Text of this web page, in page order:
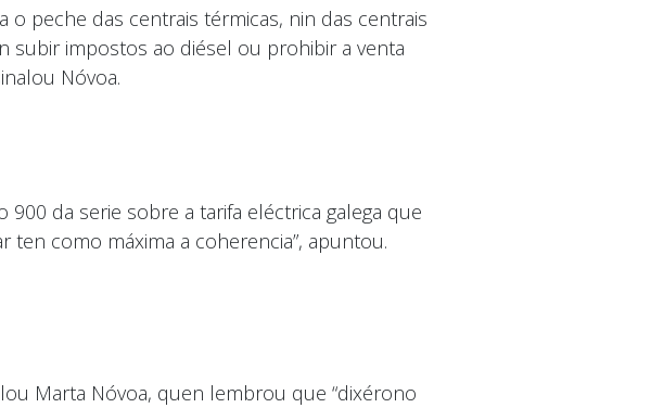
peche das centrais térmicas, nin das centrais
subir impostos ao diésel ou prohibir a venta
Nóvoa.
da serie sobre a tarifa eléctrica galega que
ten como máxima a coherencia”, apuntou.
Marta Nóvoa, quen lembrou que “dixérono